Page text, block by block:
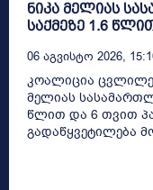
ნიკა მელიას
საქმეზე 1.6
06 Აგვისტო 2026,
კოალიცია
მელიას
წლით და 6 თვით
გადაწყვეტილება